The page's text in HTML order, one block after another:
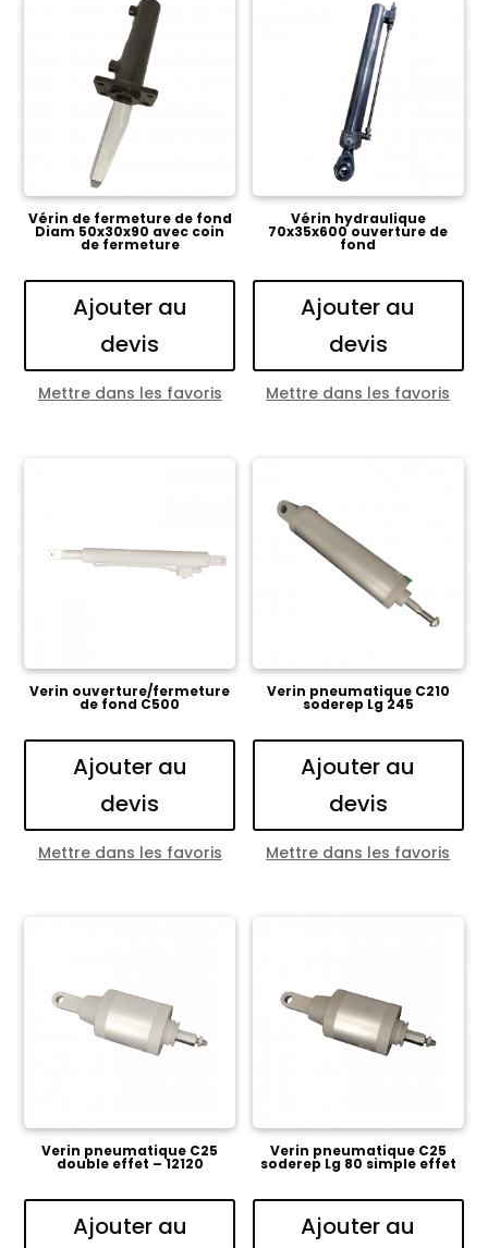
Vérin de fermeture de fond
Diam 50x30x90 avec coin
de fermeture
Ajouter au
devis
Mettre dans les favoris
Vérin hydraulique
70x35x600 ouverture de
fond
Ajouter au
devis
Mettre dans les favoris
Verin ouverture/fermeture
de fond C500
Ajouter au
devis
Mettre dans les favoris
Verin pneumatique C210
soderep Lg 245
Ajouter au
devis
Mettre dans les favoris
Verin pneumatique C25
double effet – 12120
Ajouter au
Verin pneumatique C25
soderep Lg 80 simple effet
Ajouter au